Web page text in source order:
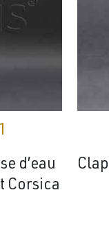
d’eau
Corsica